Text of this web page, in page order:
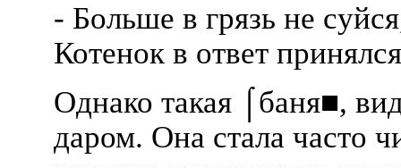
- Больше в грязь не
Котенок в ответ
Однако такая ⌠баня■,
даром. Она стала часто